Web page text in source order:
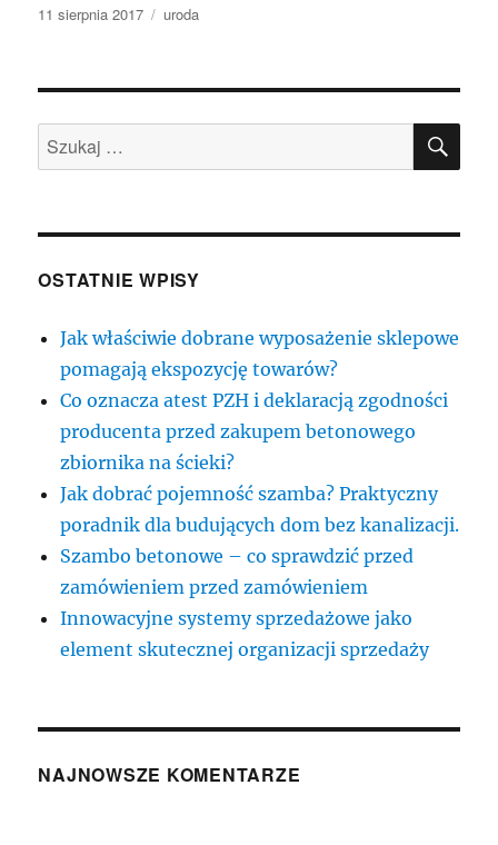
Data
11 sierpnia 2017 Kategorie
uroda
Szukaj:
OSTATNIE WPISY
Jak właściwie dobrane wyposażenie sklepowe
pomagają ekspozycję towarów?
Co oznacza atest PZH i deklaracją zgodności
producenta przed zakupem betonowego
zbiornika na ścieki?
Jak dobrać pojemność szamba? Praktyczny
poradnik dla budujących dom bez kanalizacji.
Szambo betonowe – co sprawdzić przed
zamówieniem przed zamówieniem
Innowacyjne systemy sprzedażowe jako
element skutecznej organizacji sprzedaży
NAJNOWSZE KOMENTARZE